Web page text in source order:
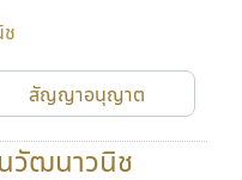
สัญญาอนุญาต
วัฒนาวนิช